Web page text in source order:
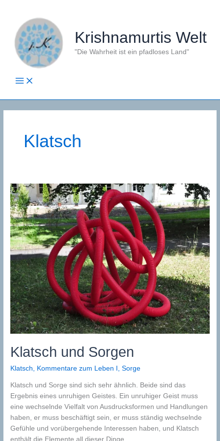
springen
Krishnamurtis Welt
"Die Wahrheit ist ein pfadloses Land"
Klatsch
Klatsch und Sorgen
Klatsch Kommentare zum Leben I ,Sorge
Klatsch und Sorge sind sich sehr ähnlich. Beide sind das
Ergebnis eines unruhigen Geistes. Ein unruhiger Geist muss
eine wechselnde Vielfalt von Ausdrucksformen und Handlungen
haben, er muss beschäftigt sein, er muss ständig wechselnde
Gefühle und vorübergehende Interessen haben, und Klatsch
enthält die Elemente all dieser Dinge.